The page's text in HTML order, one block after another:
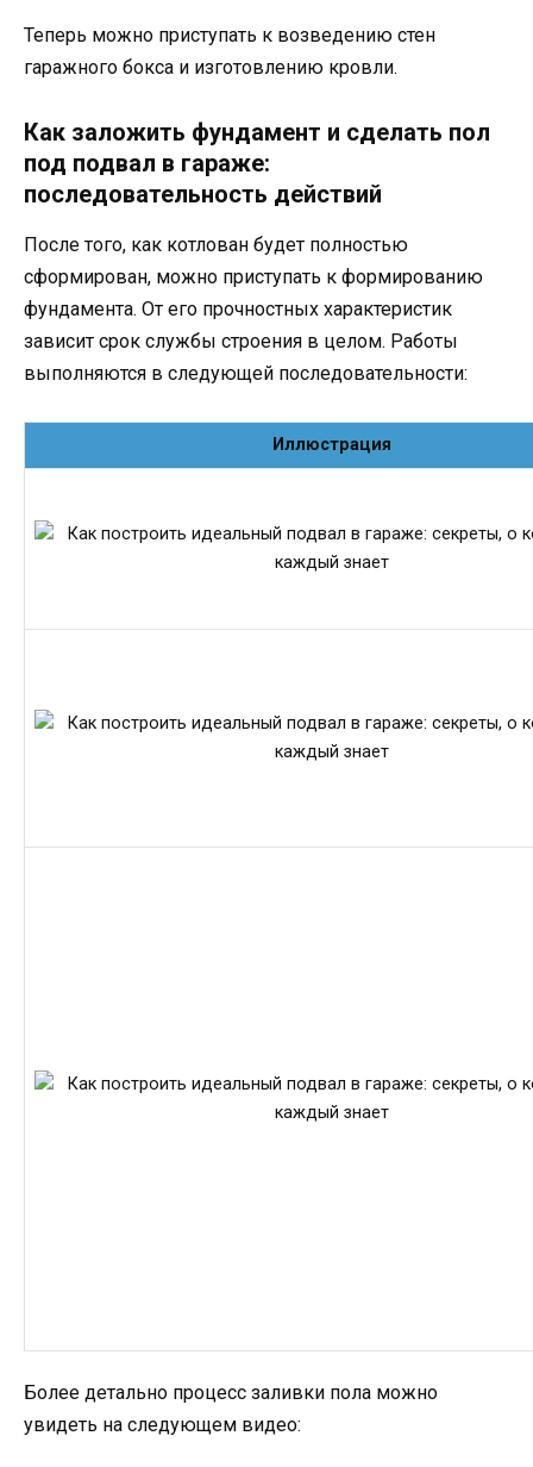
Теперь можно приступать к возведению стен
гаражного бокса и изготовлению кровли.
Как заложить фундамент и сделать пол
под подвал в гараже:
последовательность действий
После того, как котлован будет полностью
сформирован, можно приступать к формированию
фундамента. От его прочностных характеристик
зависит срок службы строения в целом. Работы
выполняются в следующей последовательности:
Иллюстрация
Более детально процесс заливки пола можно
увидеть на следующем видео: